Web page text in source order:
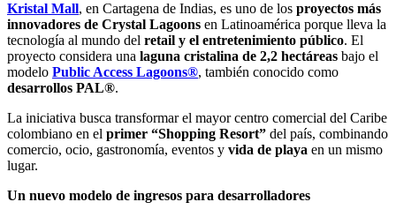
Kristal Mall, en Cartagena de Indias, es uno de los proyectos más
innovadores de Crystal Lagoons en Latinoamérica porque lleva la
tecnología al mundo del retail y el entretenimiento público. El
proyecto considera una laguna cristalina de 2,2 hectáreas bajo el
modelo Public Access Lagoons®, también conocido como
desarrollos PAL®.
La iniciativa busca transformar el mayor centro comercial del Caribe
colombiano en el primer “Shopping Resort” del país, combinando
comercio, ocio, gastronomía, eventos y vida de playa en un mismo
lugar.
Un nuevo modelo de ingresos para desarrolladores